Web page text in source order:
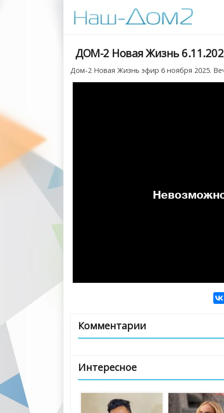
ДОМ-2 Новая Жизнь
Дом-2 Новая Жизнь эфир 6 ноября 2025.
Комментарии
Интересное